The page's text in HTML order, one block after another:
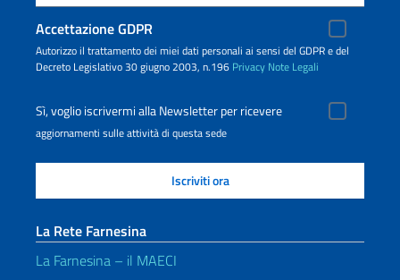
Accettazione GDPR
Autorizzo il trattamento dei miei dati personali ai sensi del GDPR e del
Decreto Legislativo 30 giugno 2003, n.196 Privacy Note Legali
Sì, voglio iscrivermi alla Newsletter per ricevere
aggiornamenti sulle attività di questa sede
La Rete Farnesina
La Farnesina – il MAECI